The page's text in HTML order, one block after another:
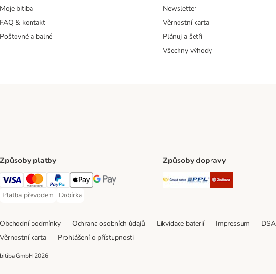
Moje bitiba
FAQ & kontakt
Poštovné a balné
Newsletter
Věrnostní karta
Plánuj a šetři
Všechny výhody
Způsoby platby
Visa Payment Method
mastercard Payment Method
PayPal Payment Method
Apple pay Payment Method
Google Pay Payment Method
Platba převodem
Platba převodem Payment Method
Dobírka
Dobírka Payment Method
Způsoby dopravy
Česká pošta Shipping Method
PPL Shipping Method
Obchodní podmínky Ochrana osobních údajů Likvidace baterií Impressum DSA
Věrnostní karta
Prohlášení o přístupnosti
bitiba GmbH 2026